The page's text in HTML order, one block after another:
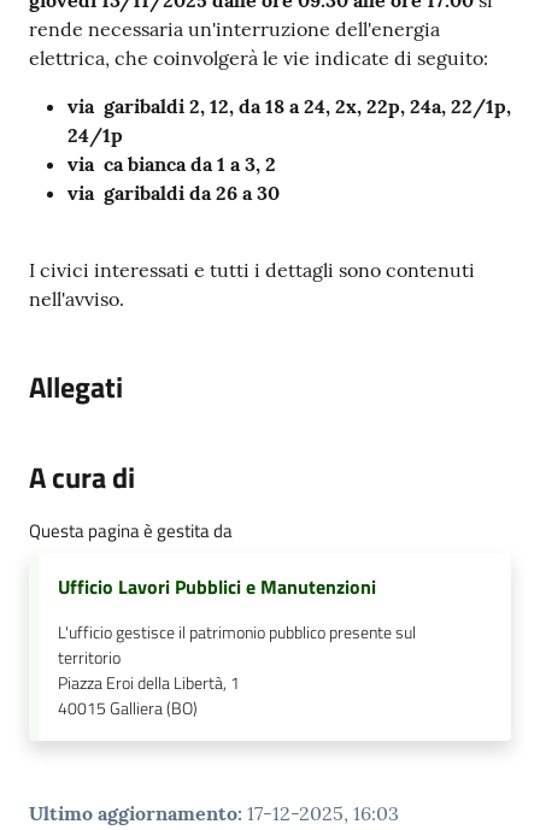
rende necessaria un'interruzione dell'energia
elettrica, che coinvolgerà le vie indicate di seguito:
via garibaldi 2, 12, da 18 a 24, 2x, 22p, 24a, 22/1p,
24/1p
via ca bianca da 1 a 3, 2
via garibaldi da 26 a 30
I civici interessati e tutti i dettagli sono contenuti
nell'avviso.
Allegati
A cura di
Questa pagina è gestita da
Ufficio Lavori Pubblici e Manutenzioni
L'ufficio gestisce il patrimonio pubblico presente sul
territorio
Piazza Eroi della Libertà, 1
40015Galliera (BO)
Ultimo aggiornamento: 17-12-2025, 16:03